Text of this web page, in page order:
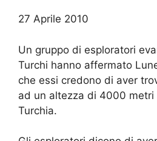
27 Aprile 2010
Un gruppo di esploratori
Turchi hanno affermato
che essi credono di aver
ad un altezza di 4000 metri
Turchia.